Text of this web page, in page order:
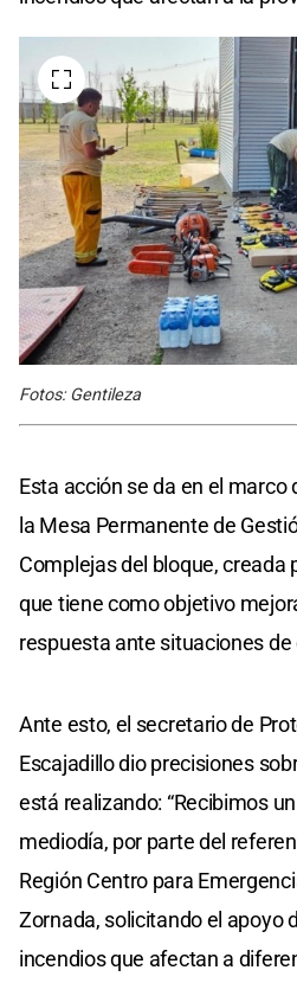
Fotos: Gentileza
Esta acción se da en el marco
la Mesa Permanente de
Complejas del bloque, creada
que tiene como objetivo
respuesta ante situaciones
Ante esto, el secretario de
Escajadillo dio precisiones
está realizando: “Recibimos
mediodía, por parte del
Región Centro para
Zornada, solicitando el apoyo
incendios que afectan a